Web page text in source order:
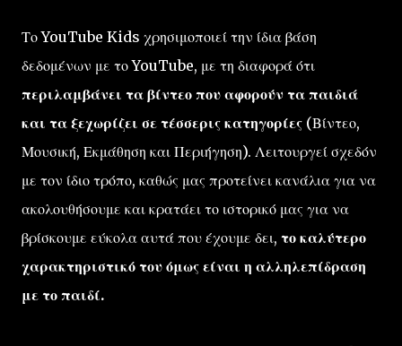
Το YouTube Kids χρησιμοποιεί την ίδια βάση
δεδομένων με το YouTube, με τη διαφορά ότι
περιλαμβάνει τα βίντεο που αφορούν τα παιδιά
και τα ξεχωρίζει σε τέσσερις κατηγορίες (Βίντεο,
Μουσική, Εκμάθηση και Περιήγηση). Λειτουργεί σχεδόν
με τον ίδιο τρόπο, καθώς μας προτείνει κανάλια για να
ακολουθήσουμε και κρατάει το ιστορικό μας για να
βρίσκουμε εύκολα αυτά που έχουμε δει, το καλύτερο
χαρακτηριστικό του όμως είναι η αλληλεπίδραση
με το παιδί.